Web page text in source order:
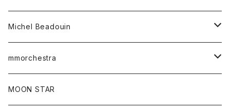
ポロシャツ
ロングスリーブTシャツ
フリース
ベルト
Michel Beadouin
トップス
ジャケット
パンツ
mmorchestra
帽子
MOON STAR